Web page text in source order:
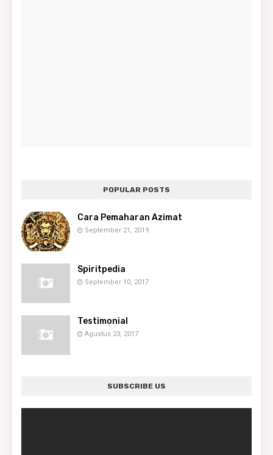
POPULAR POSTS
Cara Pemaharan Azimat
September 21, 2019
Spiritpedia
September 10, 2017
Testimonial
Agustus 23, 2017
SUBSCRIBE US